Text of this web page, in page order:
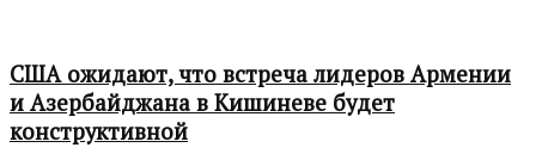
США ожидают, что встреча лидеров Армении
и Азербайджана в Кишиневе будет
конструктивной